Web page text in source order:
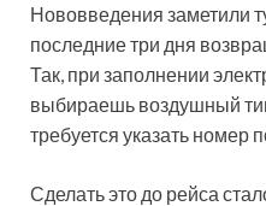
Нововведения заметили
последние три дня
Так, при заполнении
выбираешь воздушный
требуется указать номер
Сделать это до рейса